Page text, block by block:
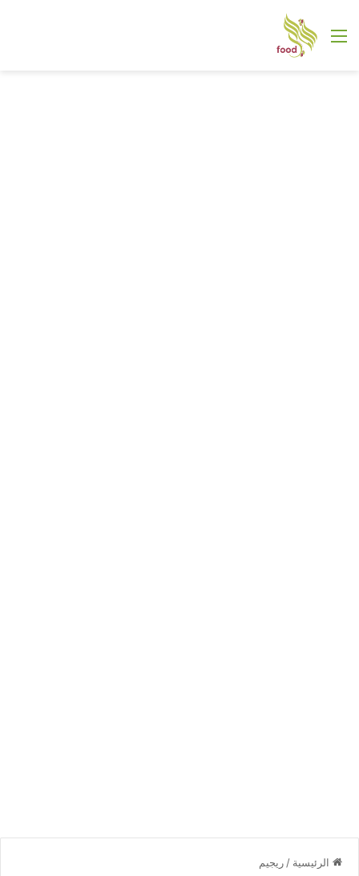
القائمة
الرئيسية / ريجيم